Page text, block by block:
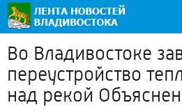
Во Владивостоке
переустройство
над рекой